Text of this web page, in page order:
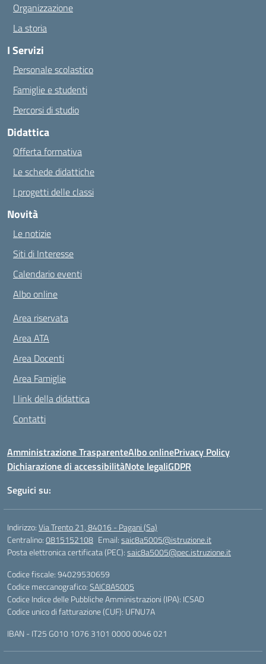
Organizzazione
La storia
I Servizi
Personale scolastico
Famiglie e studenti
Percorsi di studio
Didattica
Offerta formativa
Le schede didattiche
I progetti delle classi
Novità
Le notizie
Siti di Interesse
Calendario eventi
Albo online
Area riservata
Area ATA
Area Docenti
Area Famiglie
I link della didattica
Contatti
Amministrazione TrasparenteAlbo onlinePrivacy Policy
Dichiarazione di accessibilitàNote legaliGDPR
Seguici su:
Indirizzo:Via Trento 21, 84016 - Pagani (Sa)
Centralino:0815152108 Email:saic8a5005@istruzione.it
Posta elettronica certificata (PEC):saic8a5005@pec.istruzione.it
Codice fiscale: 94029530659
Codice meccanografico:SAIC8A5005
Codice Indice delle Pubbliche Amministrazioni (IPA): ICSAD
Codice unico di fatturazione (CUF): UFNU7A
IBAN - IT25 G010 1076 3101 0000 0046 021